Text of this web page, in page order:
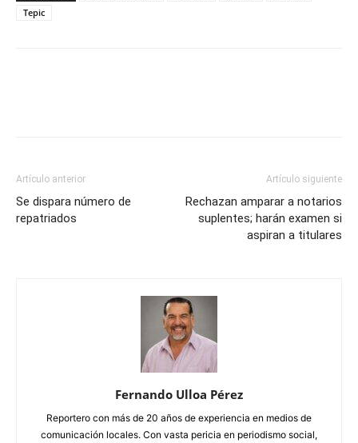
Tepic
Artículo anterior
Se dispara número de
repatriados
Artículo siguiente
Rechazan amparar a notarios
suplentes; harán examen si
aspiran a titulares
Fernando Ulloa Pérez
Reportero con más de 20 años de experiencia en medios de
comunicación locales. Con vasta pericia en periodismo social,